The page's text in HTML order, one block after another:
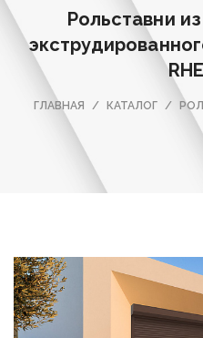
Рольставни
ГЛАВНАЯ КАТАЛОГ